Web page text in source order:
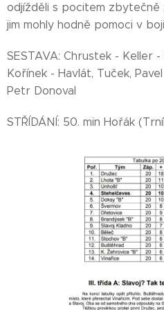
odjížděli s pocitem
jim mohly hodně pomoci v
SESTAVA: Chrustek - Keller -
Kořínek - Havlát, Tuček,
Petr Donoval
STŘÍDÁNÍ: 50. min Hořák